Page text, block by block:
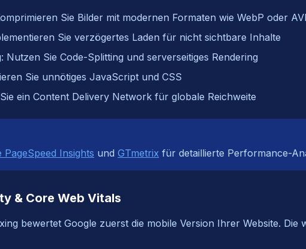
Sie Bilder mit modernen Formaten wie WebP oder
Sie verzögertes Laden für nicht sichtbare Inhalte
Nutzen Sie Code-Splitting und serverseitiges Rendering
Sie unnötiges JavaScript und CSS
ein Content Delivery Network für globale Reichweite
PageSpeed Insights und GTmetrix für detaillierte Performance-
& Core Web Vitals
bewertet Google zuerst die mobile Version Ihrer Website. Die